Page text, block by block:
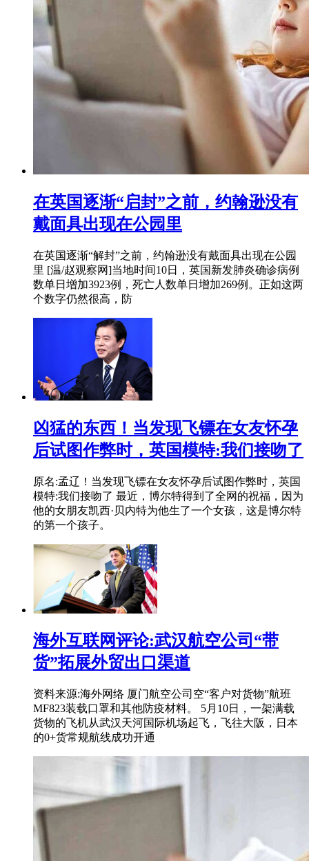
在英国逐渐“启封”之前，约翰逊没有
戴面具出现在公园里
在英国逐渐“解封”之前，约翰逊没有戴面具出现在公园
里 [温/赵观察网]当地时间10日，英国新发肺炎确诊病例
数单日增加3923例，死亡人数单日增加269例。正如这两
个数字仍然很高，防
凶猛的东西！当发现飞镖在女友怀孕
后试图作弊时，英国模特:我们接吻了
原名:孟辽！当发现飞镖在女友怀孕后试图作弊时，英国
模特:我们接吻了 最近，博尔特得到了全网的祝福，因为
他的女朋友凯西·贝内特为他生了一个女孩，这是博尔特
的第一个孩子。
海外互联网评论:武汉航空公司“带
货”拓展外贸出口渠道
资料来源:海外网络 厦门航空公司空“客户对货物”航班
MF823装载口罩和其他防疫材料。 5月10日，一架满载
货物的飞机从武汉天河国际机场起飞，飞往大阪，日本
的0+货常规航线成功开通